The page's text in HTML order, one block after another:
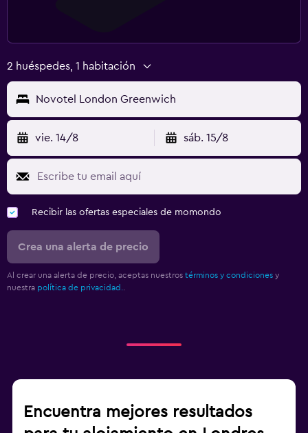
2 huéspedes, 1 habitación
Novotel London Greenwich
vie. 14/8 sáb. 15/8
Recibir las ofertas especiales de momondo
Crea una alerta de precio
Al crear una alerta de precio, aceptas nuestros términos y condiciones y
nuestra política de privacidad.
Encuentra mejores resultados